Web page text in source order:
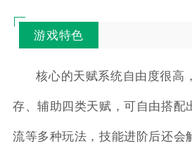
游戏特色
核心的天赋系统自由度很高
存、辅助四类天赋，可自由搭配
流等多种玩法，技能进阶后还会